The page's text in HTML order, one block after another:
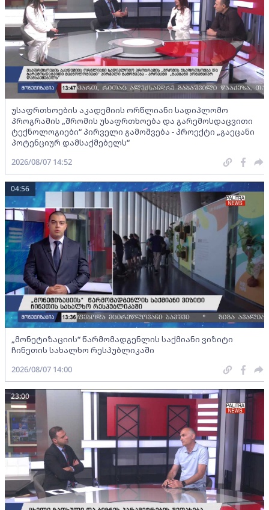
უსაფრთხოების აკადემიის ორწლიანი სადიპლომო
პროგრამის „შრომის უსაფრთხოება და გარემოსდაცვითი
ტექნოლოგიები“ პირველი გამოშვება - პროექტი „გაეცანი
პოტენციურ დამსაქმებელს“
2026/08/07 14:52
„მონეტიზაციის“ წარმომადგენლის საქმიანი ვიზიტი
ჩინეთის სახალხო რესპუბლიკაში
04:56
2026/08/07 14:00
23:00